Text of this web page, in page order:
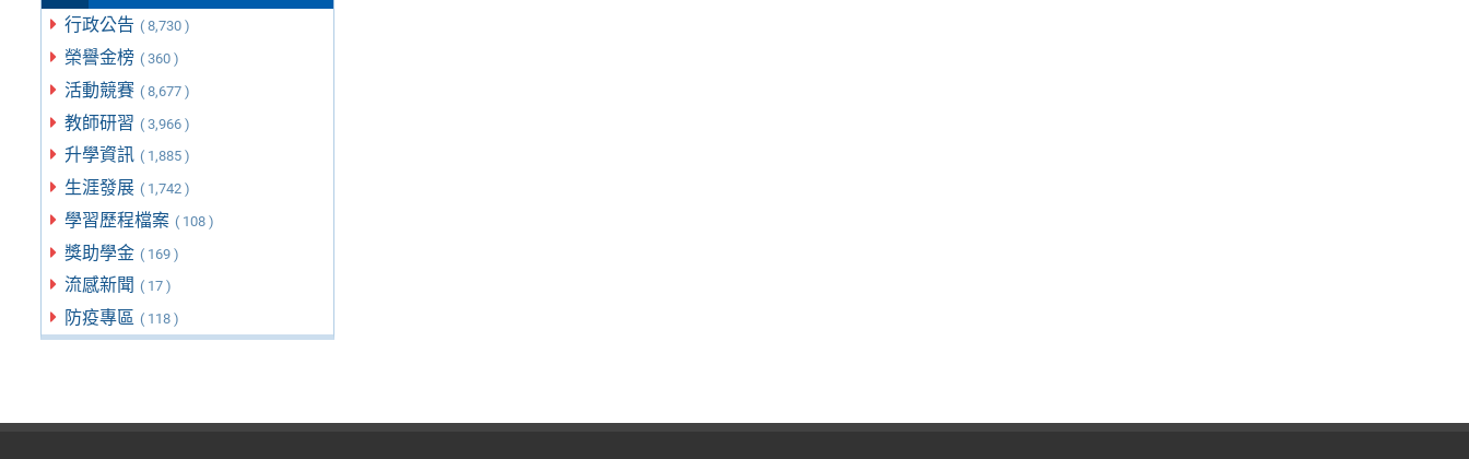
行政公告 ( 8,730 )
榮譽金榜 ( 360 )
活動競賽 ( 8,677 )
教師研習 ( 3,966 )
升學資訊 ( 1,885 )
生涯發展 ( 1,742 )
學習歷程檔案 ( 108 )
獎助學金 ( 169 )
流感新聞 ( 17 )
防疫專區 ( 118 )